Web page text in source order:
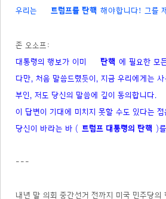
우리는
트럼프를 탄핵 해야합니다! 그를
존 오소프:
대통령의 행보가 이미
탄핵 에 필요한 모
다만, 처음 말씀드렸듯이, 지금 우리에게는
부인, 저도 당신의 말씀에 깊이 동의합니다.
이 답변이 기대에 미치지 못할 수도 있다는
당신이 바라는 바 ( 트럼프 대통령의 탄핵 )
---
내년 말 의회 중간선거 전까지 미국 민주당의